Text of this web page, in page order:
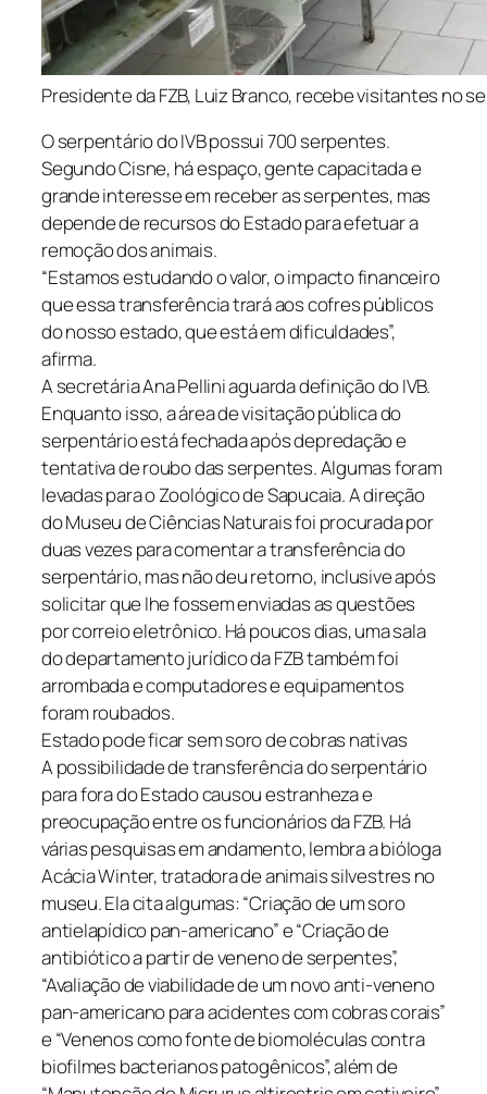
Presidente da FZB, Luiz Branco, recebe visitantes no
O serpentário do IVB possui 700 serpentes.
Segundo Cisne, há espaço, gente capacitada e
grande interesse em receber as serpentes, mas
depende de recursos do Estado para efetuar a
remoção dos animais.
“Estamos estudando o valor, o impacto financeiro
que essa transferência trará aos cofres públicos
do nosso estado, que está em dificuldades”,
afirma.
A secretária Ana Pellini aguarda definição do IVB.
Enquanto isso, a área de visitação pública do
serpentário está fechada após depredação e
tentativa de roubo das serpentes. Algumas foram
levadas para o Zoológico de Sapucaia. A direção
do Museu de Ciências Naturais foi procurada por
duas vezes para comentar a transferência do
serpentário, mas não deu retorno, inclusive após
solicitar que lhe fossem enviadas as questões
por correio eletrônico. Há poucos dias, uma sala
do departamento jurídico da FZB também foi
arrombada e computadores e equipamentos
foram roubados.
Estado pode ficar sem soro de cobras nativas
A possibilidade de transferência do serpentário
para fora do Estado causou estranheza e
preocupação entre os funcionários da FZB. Há
várias pesquisas em andamento, lembra a bióloga
Acácia Winter, tratadora de animais silvestres no
museu. Ela cita algumas: “Criação de um soro
antielapídico pan-americano” e “Criação de
antibiótico a partir de veneno de serpentes”,
“Avaliação de viabilidade de um novo anti-veneno
pan-americano para acidentes com cobras corais”
e “Venenos como fonte de biomoléculas contra
biofilmes bacterianos patogênicos”, além de